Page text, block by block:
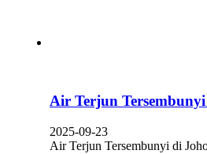
Air Terjun
2025-09-23
Air Terjun Tersembunyi di